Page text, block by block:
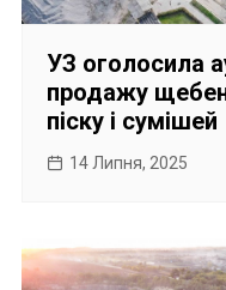
УЗ оголосила
продажу
піску і сумішей
14 Липня, 2025